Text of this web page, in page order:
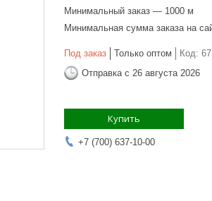
Минимальный заказ — 1000 м
Минимальная сумма заказа на
Под заказ Только оптом Код:
Отправка с 26 августа 2026
Купить
+7 (700) 637-10-00